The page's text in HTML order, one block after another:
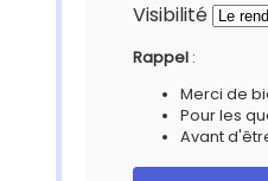
Visibilité
Rappel :
Merci de
Pour les
Avant